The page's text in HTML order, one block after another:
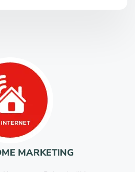
MARKETING